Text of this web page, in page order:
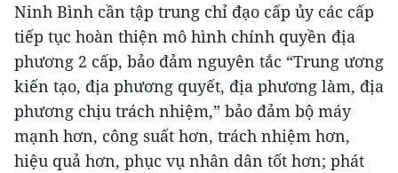
Ninh Bình cần tập trung chỉ đạo cấp ủy các cấp
tiếp tục hoàn thiện mô hình chính quyền địa
phương 2 cấp, bảo đảm nguyên tắc “Trung ương
kiến tạo, địa phương quyết, địa phương làm, địa
phương chịu trách nhiệm,” bảo đảm bộ máy
mạnh hơn, công suất hơn, trách nhiệm hơn,
hiệu quả hơn, phục vụ nhân dân tốt hơn; phát